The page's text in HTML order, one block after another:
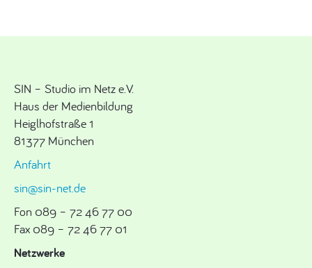
SIN – Studio im Netz e.V.
Haus der Medienbildung
Heiglhofstraße 1
81377 München
Anfahrt
sin@sin-net.de
Fon 089 – 72 46 77 00
Fax 089 – 72 46 77 01
Netzwerke